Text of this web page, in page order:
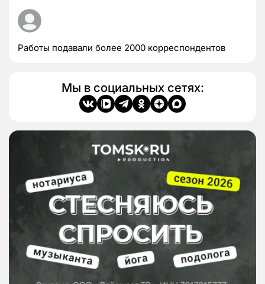
Работы подавали более 2000 корреспондентов
Мы в социальных сетях: